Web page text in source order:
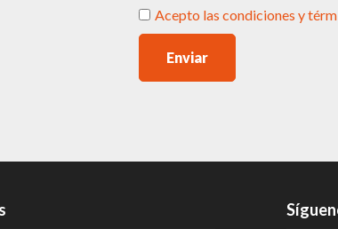
Acepto las condiciones y
Enviar